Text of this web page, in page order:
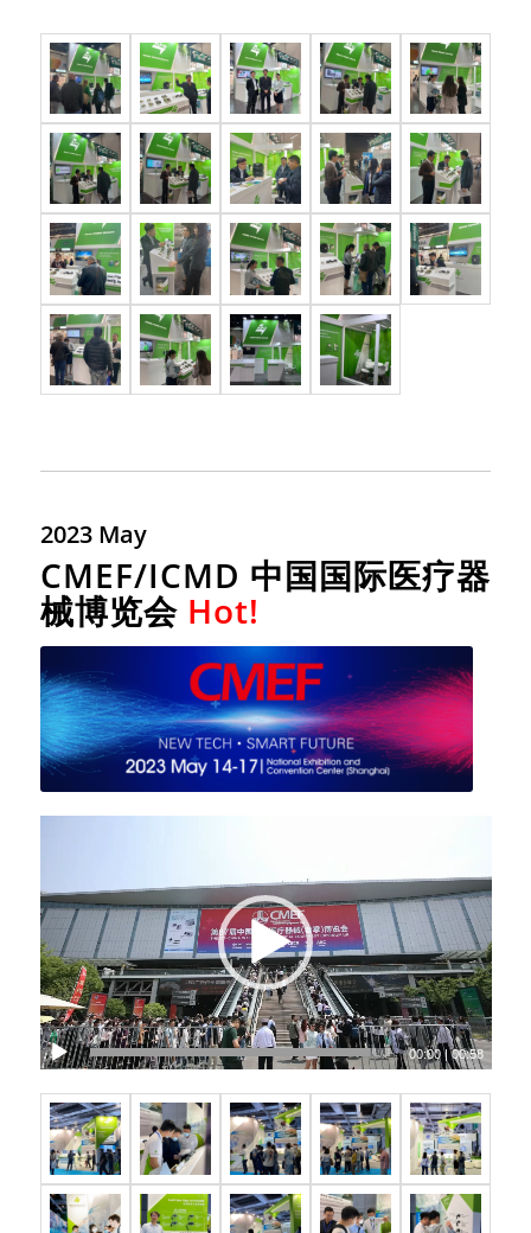
2023 May
CMEF/ICMD 中国国际医疗器
械博览会 Hot!
00:00|00:58